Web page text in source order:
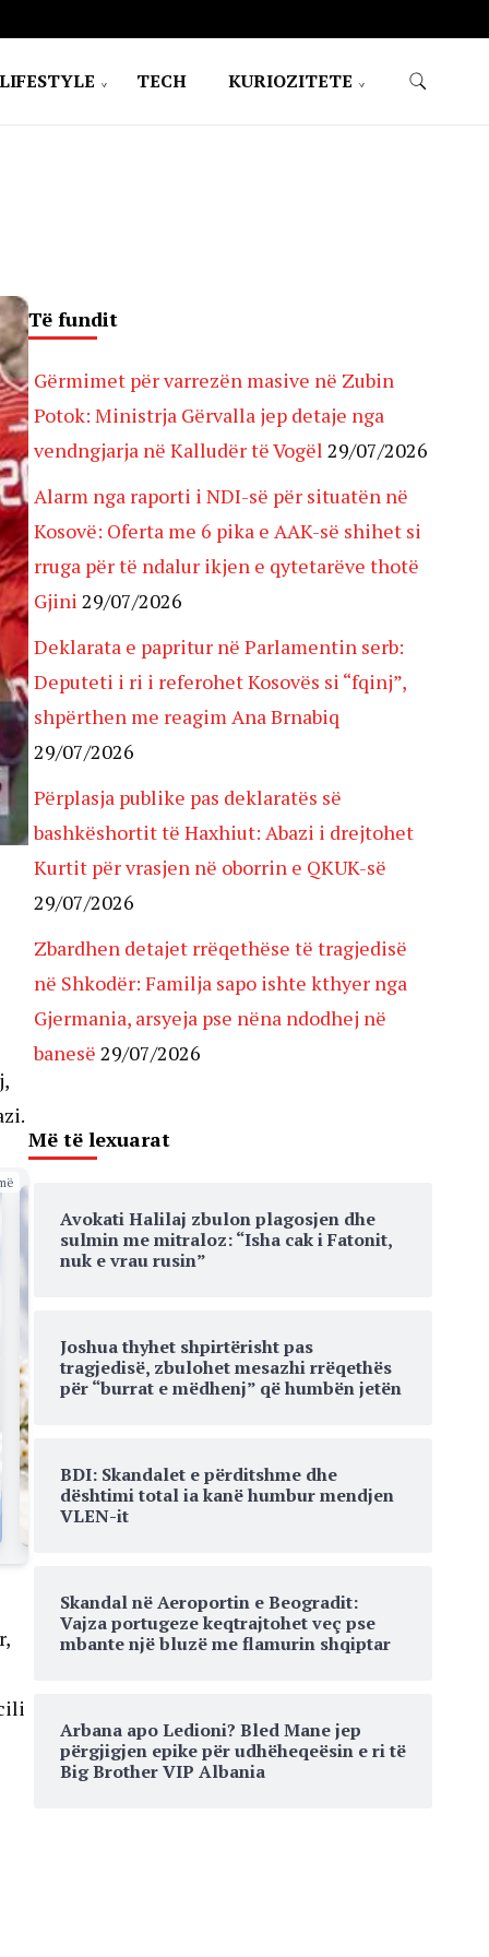
TECH KURIOZITETE
Të fundit
Gërmimet për varrezën masive në Zubin
Potok: Ministrja Gërvalla jep detaje nga
vendngjarja në Kalludër të Vogël 29/07/2026
Alarm nga raporti i NDI-së për situatën në
Kosovë: Oferta me 6 pika e AAK-së shihet si
rruga për të ndalur ikjen e qytetarëve thotë
Gjini 29/07/2026
Deklarata e papritur në Parlamentin serb:
Deputeti i ri i referohet Kosovës si “fqinj”,
shpërthen me reagim Ana Brnabiq
29/07/2026
Përplasja publike pas deklaratës së
bashkëshortit të Haxhiut: Abazi i drejtohet
Kurtit për vrasjen në oborrin e QKUK-së
29/07/2026
Zbardhen detajet rrëqethëse të tragjedisë
në Shkodër: Familja sapo ishte kthyer nga
Gjermania, arsyeja pse nëna ndodhej në
banesë 29/07/2026
Më të lexuarat
Avokati Halilaj zbulon plagosjen dhe
sulmin me mitraloz: “Isha cak i Fatonit,
nuk e vrau rusin”
Joshua thyhet shpirtërisht pas
tragjedisë, zbulohet mesazhi rrëqethës
për “burrat e mëdhenj” që humbën jetën
BDI: Skandalet e përditshme dhe
dështimi total ia kanë humbur mendjen
VLEN-it
Skandal në Aeroportin e Beogradit:
Vajza portugeze keqtrajtohet veç pse
mbante një bluzë me flamurin shqiptar
Arbana apo Ledioni? Bled Mane jep
përgjigjen epike për udhëheqeësin e ri të
Big Brother VIP Albania